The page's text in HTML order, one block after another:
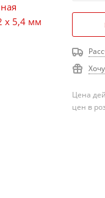
Цена
цен в